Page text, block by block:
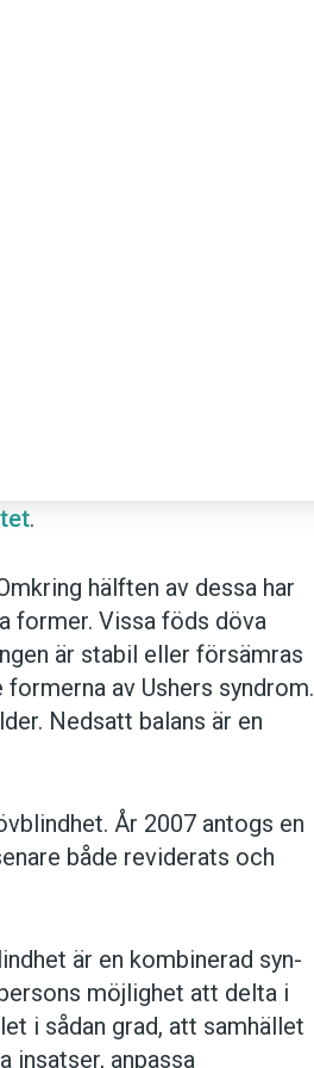
.
hälften av dessa har
former. Vissa föds döva
är stabil eller försämras
av Ushers syndrom.
Nedsatt balans är en
År 2007 antogs en
både reviderats och
är en kombinerad syn-
möjlighet att delta i
i sådan grad, att samhället
insatser, anpassa